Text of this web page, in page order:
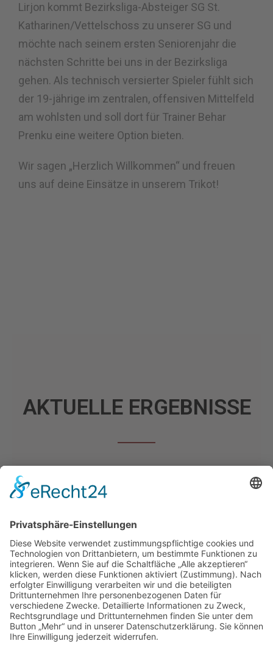
Lirjon kommt Bezirksliga-Absteiger SG St.
Katharinen/Vettelschoss zu unserer SG und
möchte nach seinem ersten Seniorenjahr die
nächsten Schritte bei uns in der Bezirksliga
gehen. Als technisch versierter Spieler fühlt sich
der 19-jährige im zentralen, offensiven Mittelfeld
am wohlsten und soll dort für Trainer Behar
Prenku eine weitere Option bieten.
Wir sagen „Herzlich Willkommen“ und freuen
uns auf deine Einsätze in unserem Trikot!
AKTUELLE ERGEBNISSE
Tabellenplätze und Ergebnisse findest unter
Zu den Ergebnissen